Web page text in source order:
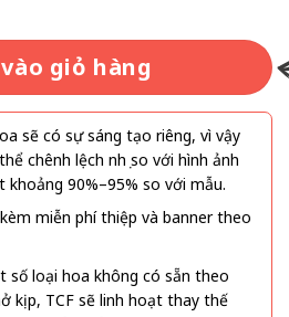
giỏ hàng
sẽ có sự sáng tạo riêng, vì vậy
chênh lệch nhẹ so với hình ảnh
khoảng 90%–95% so với mẫu.
miễn phí thiệp và banner theo
số loại hoa không có sẵn theo
kịp, TCF sẽ linh hoạt thay thế